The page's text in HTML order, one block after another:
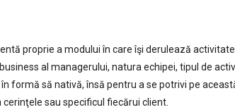
proprie a modului în care îşi derulează
al managerului, natura echipei, tipul de
formă să nativă, însă pentru a se potrivi pe
sau specificul fiecărui client.